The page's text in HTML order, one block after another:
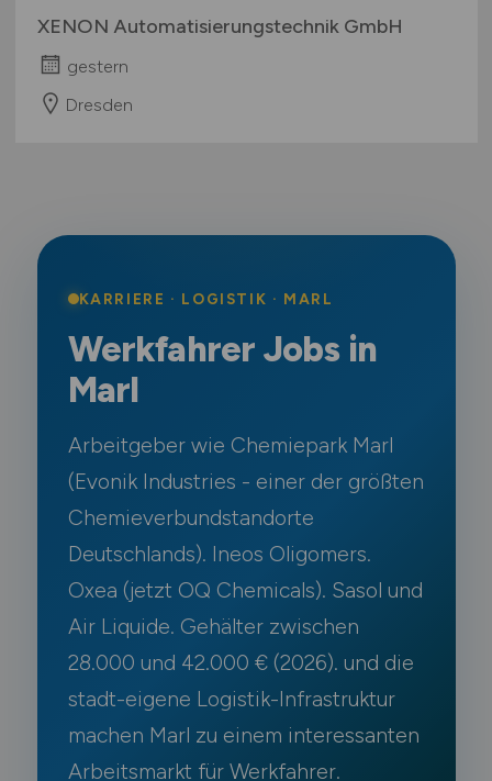
XENON Automatisierungstechnik GmbH
gestern
Dresden
KARRIERE · LOGISTIK · MARL
Werkfahrer Jobs in
Marl
Arbeitgeber wie Chemiepark Marl
(Evonik Industries - einer der größten
Chemieverbundstandorte
Deutschlands). Ineos Oligomers.
Oxea (jetzt OQ Chemicals). Sasol und
Air Liquide. Gehälter zwischen
28.000 und 42.000 € (2026). und die
stadt-eigene Logistik-Infrastruktur
machen Marl zu einem interessanten
Arbeitsmarkt für Werkfahrer.